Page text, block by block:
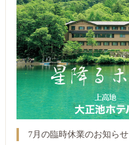
7月の臨時休業のお知らせ